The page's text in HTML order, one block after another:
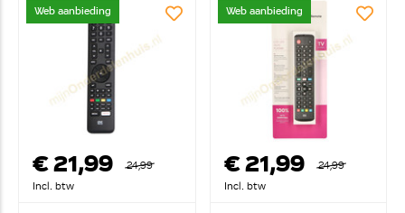
Web aanbieding
€ 21,99
24,99
Incl. btw
Web aanbieding
€ 21,99
24,99
Incl. btw